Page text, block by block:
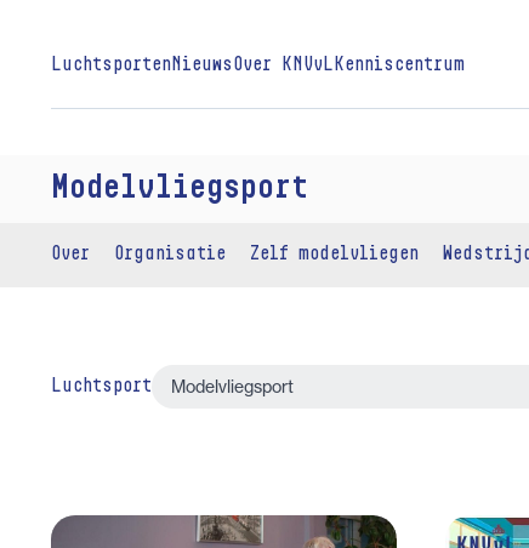
Luchtsporten Nieuws Over KNVvL Kenniscentrum
Modelvliegsport
Over Organisatie Zelf modelvliegen
Luchtsport